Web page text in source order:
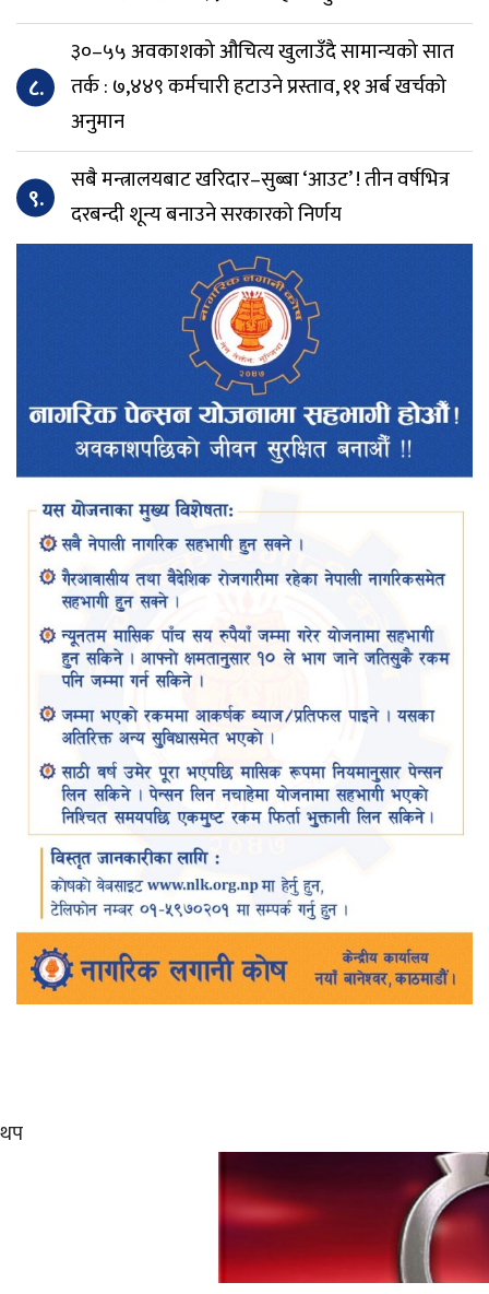
८.
३०–५५ अवकाशको औचित्य खुलाउँदै सामान्यको सात
तर्क : ७,४४९ कर्मचारी हटाउने प्रस्ताव, ११ अर्ब खर्चको
अनुमान
९.
सबै मन्त्रालयबाट खरिदार–सुब्बा ‘आउट’ ! तीन वर्षभित्र
दरबन्दी शून्य बनाउने सरकारको निर्णय
थप